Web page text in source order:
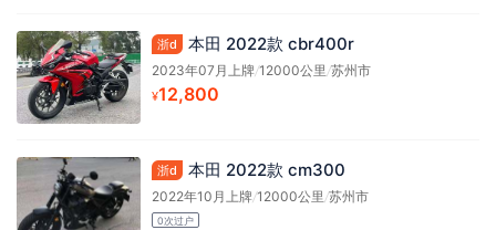
浙d 本田 2022款 cbr400r
2023年07月上牌/12000公里/苏州市
¥12,800
浙d 本田 2022款 cm300
2022年10月上牌/12000公里/苏州市
0次过户